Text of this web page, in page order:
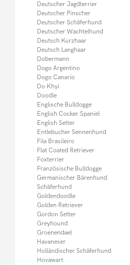
Samojede
Sarplaninac
Schweizer Sennenhund
Scottish Terrier
Shar Pei
Sheltie
Shiba Inu
Shih Tzu
Springer Spaniel
Tervueren
Thai Ridgeback
Tibet Spaniel
Tibet Terrier
Toy Pudel
Weimaraner
Weisser Schäferhund
Welsh Terrier
West Highland Terrier
Whippet
Yorkshire Terrier
Zwergpinscher
Zwergpudel
Zwergspitz
Zwergschnauzer
Sonstige Hunde
Hundefutter
Welpen
Deutscher Jagdterrier
Deutscher Pinscher
Deutscher Schäferhund
Deutscher Wachtelhund
Deutsch Kurzhaar
Deutsch Langhaar
Dobermann
Dogo Argentino
Dogo Canario
Do Khyi
Doodle
Englische Bulldogge
English Cocker Spaniel
English Setter
Entlebucher Sennenhund
Fila Brasileiro
Flat Coated Retriever
Foxterrier
Französische Bulldogge
Germanischer Bärenhund
Schäferhund
Goldendoodle
Golden Retriever
Gordon Setter
Greyhound
Groenendael
Havaneser
Holländischer Schäferhund
Hovawart